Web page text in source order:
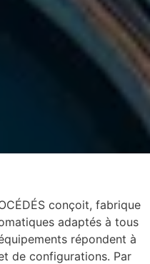
conçoit, fabrique
adaptés à tous
répondent à
de configurations. Par